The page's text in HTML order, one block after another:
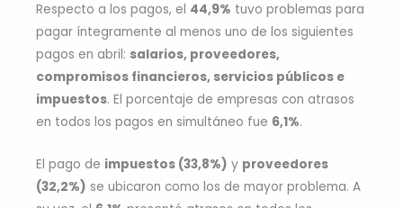
Respecto a los pagos, el 44,9% tuvo problemas para
pagar íntegramente al menos uno de los siguientes
pagos en abril: salarios, proveedores,
compromisos financieros, servicios públicos e
impuestos. El porcentaje de empresas con atrasos
en todos los pagos en simultáneo fue 6,1%.
El pago de impuestos (33,8%) y proveedores
(32,2%) se ubicaron como los de mayor problema. A